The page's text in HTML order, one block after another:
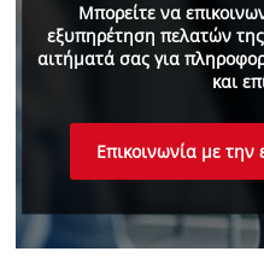
Μπορείτε να
εξυπηρέτηση πελατών
αιτήματά σας για
και
Επικοινωνία με